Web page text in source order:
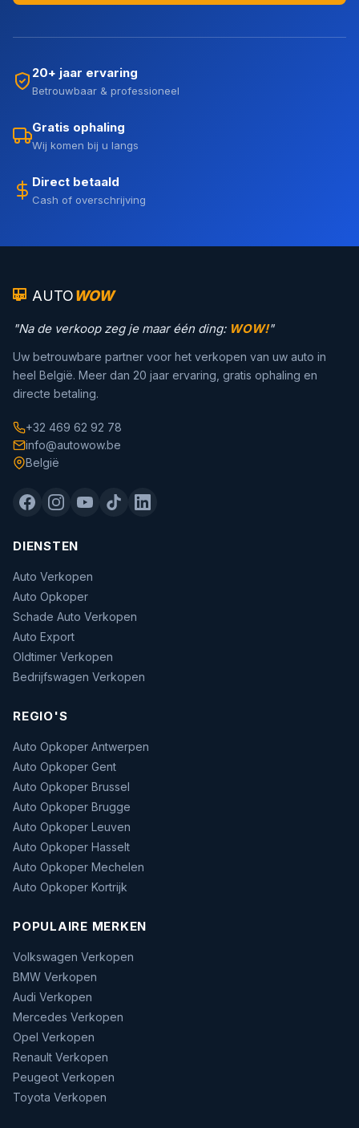
20+ jaar ervaring
Betrouwbaar & professioneel
Gratis ophaling
Wij komen bij u langs
Direct betaald
Cash of overschrijving
AUTOWOW
"Na de verkoop zeg je maar één ding: WOW!"
Uw betrouwbare partner voor het verkopen van uw auto in
heel België. Meer dan 20 jaar ervaring, gratis ophaling en
directe betaling.
+32 469 62 92 78
info@autowow.be
België
DIENSTEN
Auto Verkopen
Auto Opkoper
Schade Auto Verkopen
Auto Export
Oldtimer Verkopen
Bedrijfswagen Verkopen
REGIO'S
Auto Opkoper Antwerpen
Auto Opkoper Gent
Auto Opkoper Brussel
Auto Opkoper Brugge
Auto Opkoper Leuven
Auto Opkoper Hasselt
Auto Opkoper Mechelen
Auto Opkoper Kortrijk
POPULAIRE MERKEN
Volkswagen Verkopen
BMW Verkopen
Audi Verkopen
Mercedes Verkopen
Opel Verkopen
Renault Verkopen
Peugeot Verkopen
Toyota Verkopen